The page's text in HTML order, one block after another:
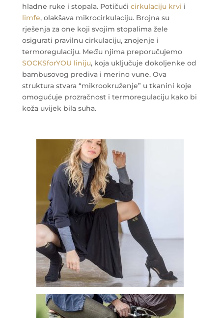
hladne ruke i stopala. Potičući cirkulaciju krvi i
limfe, olakšava mikrocirkulaciju. Brojna su
rješenja za one koji svojim stopalima žele
osigurati pravilnu cirkulaciju, znojenje i
termoregulaciju. Među njima preporučujemo
SOCKSforYOU liniju, koja uključuje dokoljenke od
bambusovog prediva i merino vune. Ova
struktura stvara “mikrookruženje” u tkanini koje
omogućuje prozračnost i termoregulaciju kako bi
koža uvijek bila suha.